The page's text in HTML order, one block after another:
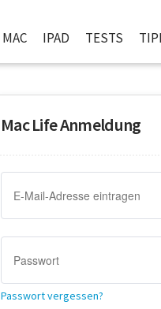
MAC IPAD TESTS
Mac Life Anmeldung
Passwort vergessen?